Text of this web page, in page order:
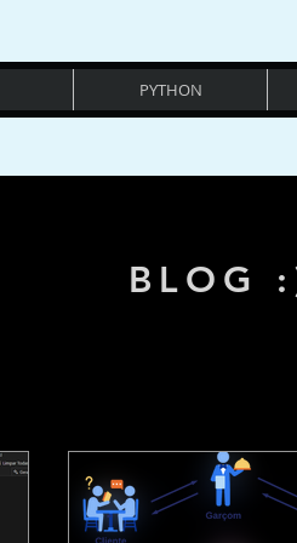
PYTHON
BLOG